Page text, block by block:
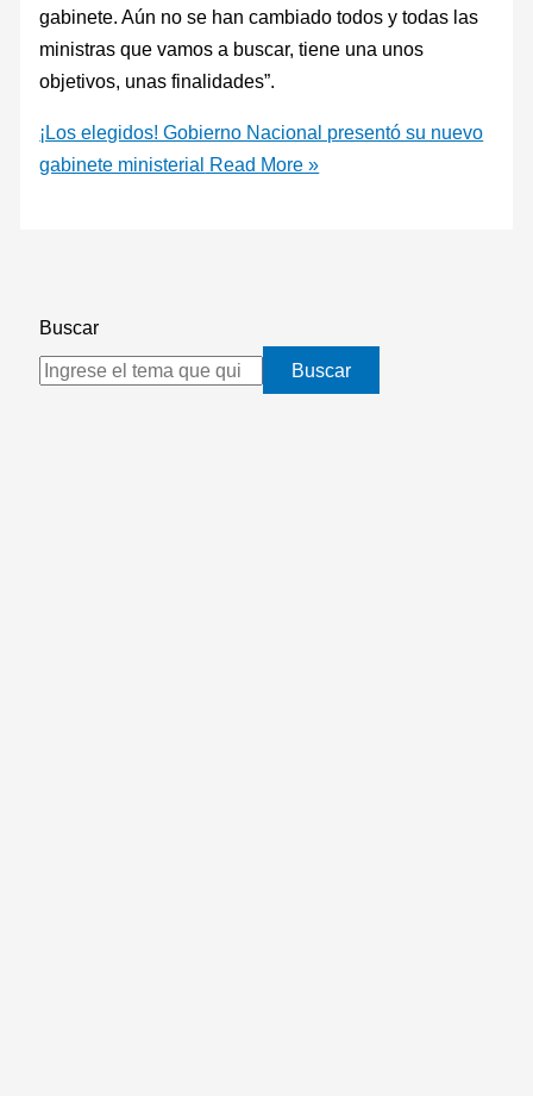
gabinete. Aún no se han cambiado todos y todas las
ministras que vamos a buscar, tiene una unos
objetivos, unas finalidades”.
¡Los elegidos! Gobierno Nacional presentó su nuevo
gabinete ministerial Read More »
Buscar
Buscar